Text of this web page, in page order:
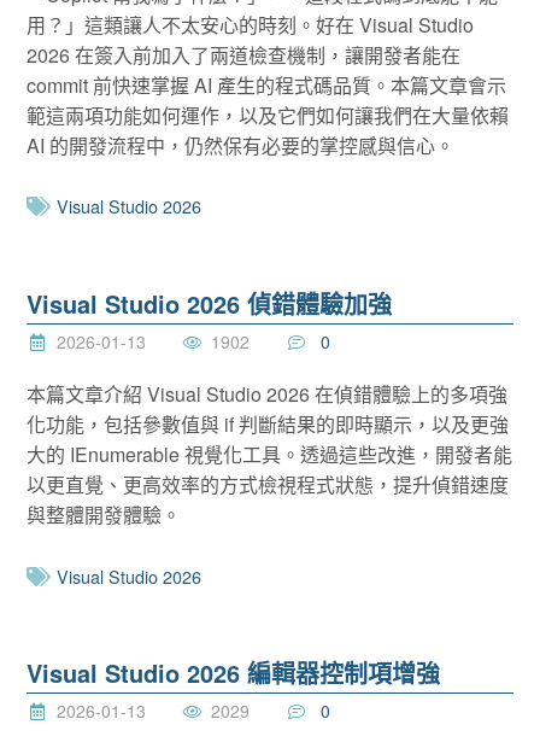
用？」這類讓人不太安心的時刻。好在 Visual Studio
2026 在簽入前加入了兩道檢查機制，讓開發者能在
commit 前快速掌握 AI 產生的程式碼品質。本篇文章會示
範這兩項功能如何運作，以及它們如何讓我們在大量依賴
AI 的開發流程中，仍然保有必要的掌控感與信心。
Visual Studio 2026
Visual Studio 2026 偵錯體驗加強
2026-01-13 1902 0
本篇文章介紹 Visual Studio 2026 在偵錯體驗上的多項強
化功能，包括參數值與 if 判斷結果的即時顯示，以及更強
大的 IEnumerable 視覺化工具。透過這些改進，開發者能
以更直覺、更高效率的方式檢視程式狀態，提升偵錯速度
與整體開發體驗。
Visual Studio 2026
Visual Studio 2026 編輯器控制項增強
2026-01-13 2029 0